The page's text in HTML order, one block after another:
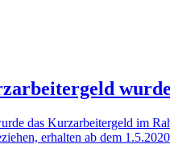
das Kurzarbeitergeld im
erhalten ab dem